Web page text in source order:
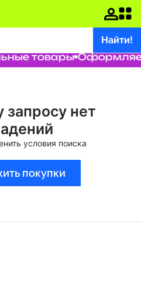
Найти!
товары
нет
условия поиска
покупки